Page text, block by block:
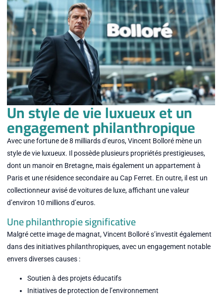
Un style de vie luxueux et un
engagement philanthropique
Avec une fortune de 8 milliards d’euros, Vincent Bolloré mène un
style de vie luxueux. Il possède plusieurs propriétés prestigieuses,
dont un manoir en Bretagne, mais également un appartement à
Paris et une résidence secondaire au Cap Ferret. En outre, il est un
collectionneur avisé de voitures de luxe, affichant une valeur
d’environ 10 millions d’euros.
Une philanthropie significative
Malgré cette image de magnat, Vincent Bolloré s’investit également
dans des initiatives philanthropiques, avec un engagement notable
envers diverses causes :
Soutien à des projets éducatifs
Initiatives de protection de l’environnement